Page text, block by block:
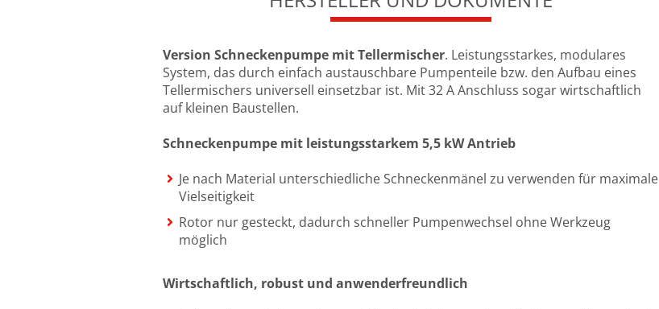
Version Schneckenpumpe mit Tellermischer. Leistungsstarkes, modulares
System, das durch einfach austauschbare Pumpenteile bzw. den Aufbau eines
Tellermischers universell einsetzbar ist. Mit 32 A Anschluss sogar wirtschaftlich
auf kleinen Baustellen.
Schneckenpumpe mit leistungsstarkem 5,5 kW Antrieb
Je nach Material unterschiedliche Schneckenmänel zu verwenden für maximale
Vielseitigkeit
Rotor nur gesteckt, dadurch schneller Pumpenwechsel ohne Werkzeug
möglich
Wirtschaftlich, robust und anwenderfreundlich